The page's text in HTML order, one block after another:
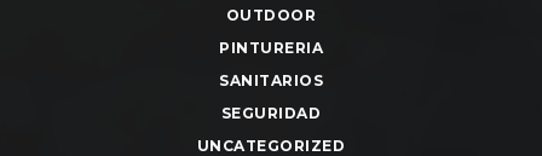
OUTDOOR
PINTURERIA
SANITARIOS
SEGURIDAD
UNCATEGORIZED